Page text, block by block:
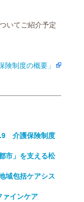
いてご紹介予定
制度の概要」
介護保険制度
市」を支える松
域包括ケアシス
ァインケア